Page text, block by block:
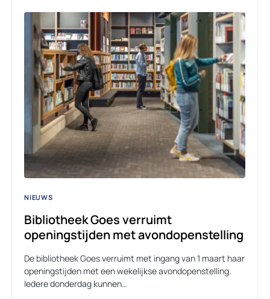
NIEUWS
Bibliotheek Goes verruimt
openingstijden met avondopenstelling
De bibliotheek Goes verruimt met ingang van 1 maart haar
openingstijden met een wekelijkse avondopenstelling.
Iedere donderdag kunnen…